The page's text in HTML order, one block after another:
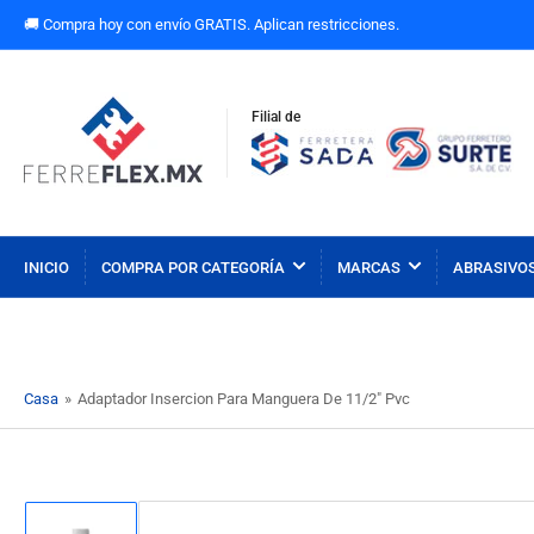
🚚 Compra hoy con envío GRATIS. Aplican restricciones.
Filial de
INICIO COMPRA POR CATEGORÍA MARCAS
Casa » Adaptador Insercion Para Manguera De 11/2" Pvc